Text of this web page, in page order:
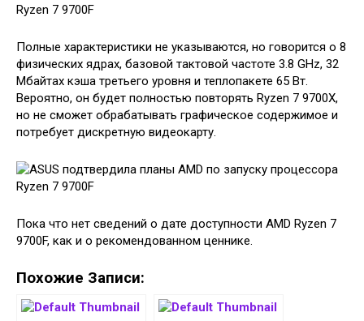
Полные характеристики не указываются, но говорится о 8
физических ядрах, базовой тактовой частоте 3.8 GHz, 32
Мбайтах кэша третьего уровня и теплопакете 65 Вт.
Вероятно, он будет полностью повторять Ryzen 7 9700X,
но не сможет обрабатывать графическое содержимое и
потребует дискретную видеокарту.
Пока что нет сведений о дате доступности AMD Ryzen 7
9700F, как и о рекомендованном ценнике.
Похожие Записи: